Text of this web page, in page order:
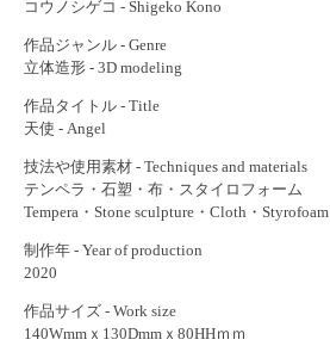
コウノシゲコ - Shigeko Kono
作品ジャンル - Genre
立体造形 - 3D modeling
作品タイトル - Title
天使 - Angel
技法や使用素材 - Techniques and materials
テンペラ・石塑・布・スタイロフォーム
Tempera・Stone sculpture・Cloth・Styrofoam
制作年 - Year of production
2020
作品サイズ - Work size
140Wmmｘ130Dmmｘ80HHｍｍ